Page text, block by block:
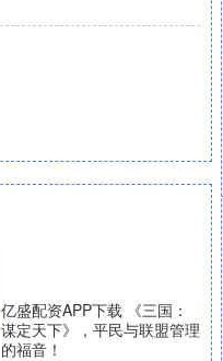
亿盛配资APP下载 《三国：
谋定天下》，平民与联盟管理
的福音！